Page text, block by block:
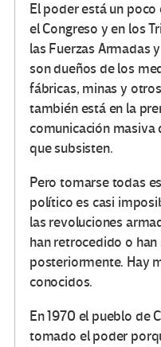
El poder está un
el Congreso y en los
las Fuerzas Armadas
son dueños de los
fábricas, minas y
también está en la
comunicación masiva
que subsisten.
Pero tomarse todas
político es casi
las revoluciones
han retrocedido o
posteriormente. Hay
conocidos.
En 1970 el pueblo de
tomado el poder